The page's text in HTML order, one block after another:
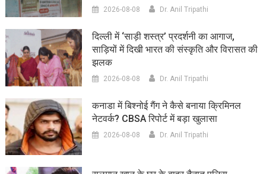
2026-08-08 Dr. Anil Tripathi
दिल्ली में ‘साड़ी शस्त्र’ प्रदर्शनी का आगाज,
साड़ियों में दिखी भारत की संस्कृति और विरासत की
झलक
2026-08-08 Dr. Anil Tripathi
कनाडा में बिश्नोई गैंग ने कैसे बनाया क्रिमिनल
नेटवर्क? CBSA रिपोर्ट में बड़ा खुलासा
2026-08-08 Dr. Anil Tripathi